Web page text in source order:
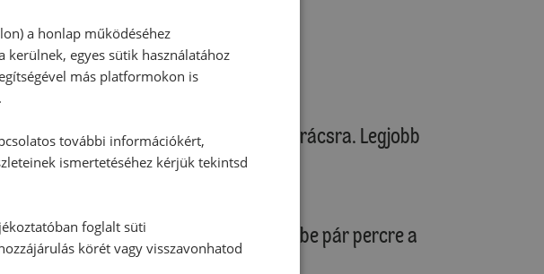
28 perc
saját sütője tulajdonságait!
együtt szedjük ki egy süteményrácsra. Legjobb
Felolvasztás után tegyük a sütőbe pár percre a
a honlap működéséhez
egyes sütik használatához
más platformokon is
további információkért,
ismertetéséhez kérjük tekintsd
foglalt süti
körét vagy visszavonhatod